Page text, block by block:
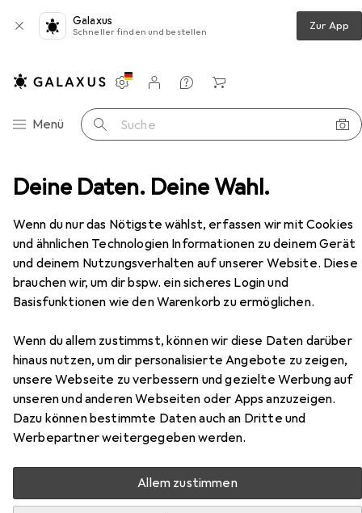
Deine Daten. Deine Wahl.
Wenn du nur das Nötigste wählst, erfassen wir mit Cookies
und ähnlichen Technologien Informationen zu deinem Gerät
und deinem Nutzungsverhalten auf unserer Website. Diese
brauchen wir, um dir bspw. ein sicheres Login und
Basisfunktionen wie den Warenkorb zu ermöglichen.
Wenn du allem zustimmst, können wir diese Daten darüber
hinaus nutzen, um dir personalisierte Angebote zu zeigen,
unsere Webseite zu verbessern und gezielte Werbung auf
unseren und anderen Webseiten oder Apps anzuzeigen.
Dazu können bestimmte Daten auch an Dritte und
Werbepartner weitergegeben werden.
Allem zustimmen
Galaxus
Schneller finden und bestellen Zur App
Navigation nach Kategorien
Menü Suche
Einstellungen
Kundenkonto
Vergleichslisten
Merklisten
Warenkorb
HEAD:SET SX (SERIES X-S) Kopfhörer Kopfband Schwarz
EUR
25,90 stattEUR
27,90
EPESnakebyte HEAD:SET SX (SERIES
X-S) Kopfhörer Kopfband Schwarz
Zubehör für EPE Snakebyte
HEAD:SET SX (SERIES X-S)
Kopfhörer Kopfband Schwarz